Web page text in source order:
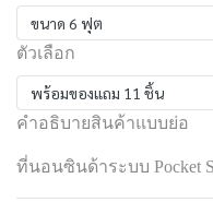
ขนาด 6 ฟุต
ตัวเลือก
พร้อมของแถม 11 ชิ้น
คำอธิบายสินค้าแบบย่อ
ที่นอนซินด้าระบบ Pocket